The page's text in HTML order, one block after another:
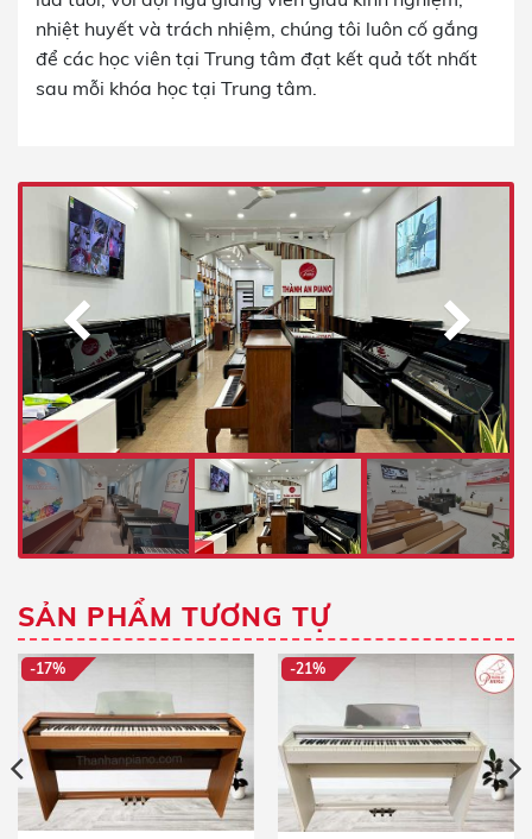
nhiệt huyết và trách nhiệm, chúng tôi luôn cố gắng
để các học viên tại Trung tâm đạt kết quả tốt nhất
sau mỗi khóa học tại Trung tâm.
SẢN PHẨM TƯƠNG TỰ
-17% -21%